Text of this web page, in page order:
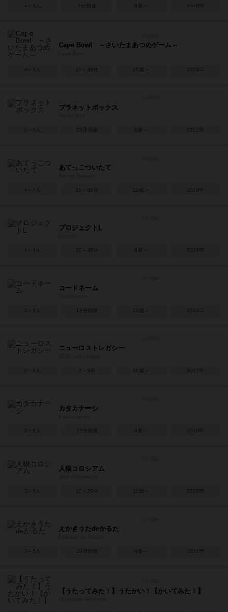
2～8人 5分前後 8歳～ 2018年
Cape Bowl ～さいたまあつめゲーム～
4～5人 15～30分 10歳～ 2020年
プラネットボックス
2～5人 20分前後 8歳～ 2021年
あてっこついたて
4～7人 15～60分 12歳～ 2016年
プロジェクトL
1～4人 20～40分 8歳～ 2019年
コードネーム
2～8人 15分前後 14歳～ 2016年
ニューロストレガシー
2～4人 3～5分 10歳～ 2017年
カタカナーシ
3～8人 15分前後 8歳～ 2019年
人狼コロシアム
3～6人 10～20分 10歳～ 2020年
えかきうたdeかるた
3～5人 20分前後 6歳～ 2021年
【うたってみた！】うたかい！【かいてみた！】